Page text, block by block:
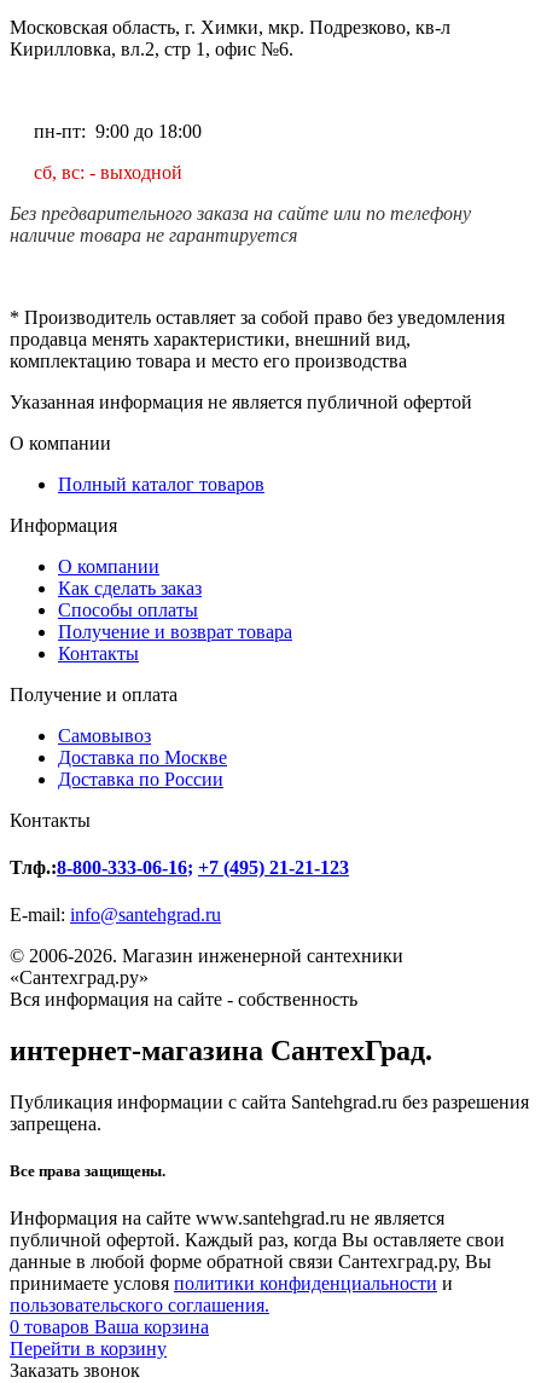
Московская область, г. Химки, мкр. Подрезково, кв-л
Кирилловка, вл.2, стр 1, офис №6.
пн-пт: 9:00 до 18:00
сб, вс: - выходной
Без предварительного заказа на сайте или по телефону
наличие товара не гарантируется
* Производитель оставляет за собой право без уведомления
продавца менять характеристики, внешний вид,
комплектацию товара и место его производства
Указанная информация не является публичной офертой
О компании
Полный каталог товаров
Информация
О компании
Как сделать заказ
Способы оплаты
Получение и возврат товара
Контакты
Получение и оплата
Самовывоз
Доставка по Москве
Доставка по России
Контакты
Тлф.:8-800-333-06-16; +7 (495) 21-21-123
E-mail: info@santehgrad.ru
© 2006-2026. Магазин инженерной сантехники
«Сантехград.ру»
Вся информация на сайте - собственность
интернет-магазина СантехГрад.
Публикация информации с сайта Santehgrad.ru без разрешения
запрещена.
Все права защищены.
Информация на сайте www.santehgrad.ru не является
публичной офертой. Каждый раз, когда Вы оставляете свои
данные в любой форме обратной связи Сантехград.ру, Вы
принимаете условя политики конфиденциальности и
пользовательского соглашения.
0 товаров Ваша корзина
Перейти в корзину
Заказать звонок